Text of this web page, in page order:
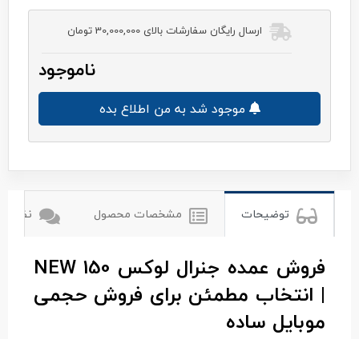
ارسال رایگان سفارشات بالای 30,000,000 تومان
ناموجود
توضیحات مشخصات محصول نظرات
فروش عمده جنرال لوکس 150 NEW
| انتخاب مطمئن برای فروش حجمی
موبایل ساده